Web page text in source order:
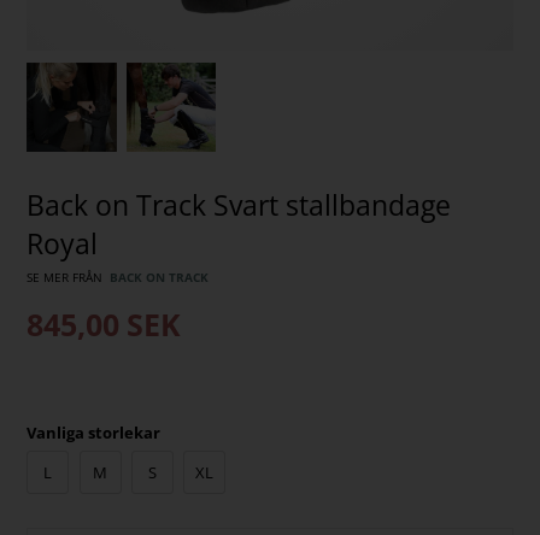
Back on Track Svart stallbandage
Royal
SE MER FRÅN BACK ON TRACK
845,00 SEK
Vanliga storlekar
L
M S XL